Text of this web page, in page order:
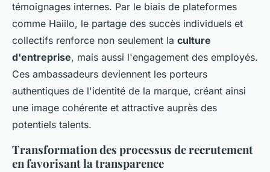
témoignages internes. Par le biais de plateformes
comme Haiilo, le partage des succès individuels et
collectifs renforce non seulement la culture
d'entreprise, mais aussi l'engagement des employés.
Ces ambassadeurs deviennent les porteurs
authentiques de l'identité de la marque, créant ainsi
une image cohérente et attractive auprès des
potentiels talents.
Transformation des processus de recrutement
en favorisant la transparence